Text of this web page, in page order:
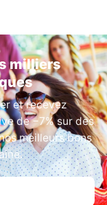
milliers
et recevez
de −7% sur des
meilleurs bons